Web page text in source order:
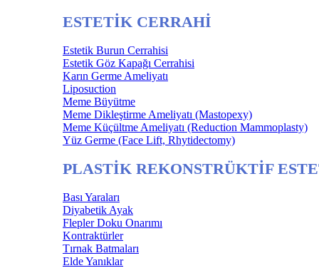
ESTETİK CERRAHİ
Estetik Burun Cerrahisi
Estetik Göz Kapağı Cerrahisi
Karın Germe Ameliyatı
Liposuction
Meme Büyütme
Meme Dikleştirme Ameliyatı (Mastopexy)
Meme Küçültme Ameliyatı (Reduction Mammoplasty)
Yüz Germe (Face Lift, Rhytidectomy)
PLASTİK REKONSTRÜKTİF
Bası Yaraları
Diyabetik Ayak
Flepler Doku Onarımı
Kontraktürler
Tırnak Batmaları
Elde Yanıklar